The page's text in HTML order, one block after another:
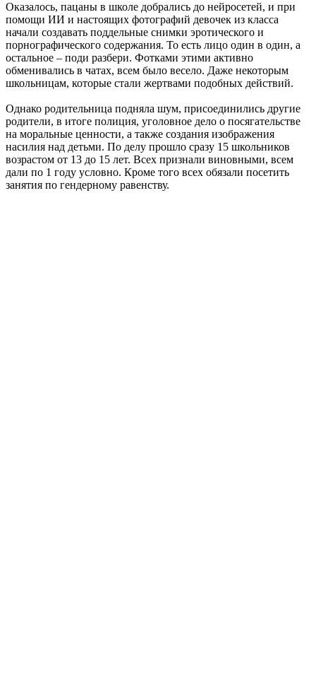
Оказалось, пацаны в школе добрались до нейросетей, и при
помощи ИИ и настоящих фотографий девочек из класса
начали создавать поддельные снимки эротического и
порнографического содержания. То есть лицо один в один, а
остальное – поди разбери. Фотками этими активно
обменивались в чатах, всем было весело. Даже некоторым
школьницам, которые стали жертвами подобных действий.
Однако родительница подняла шум, присоединились другие
родители, в итоге полиция, уголовное дело о посягательстве
на моральные ценности, а также создания изображения
насилия над детьми. По делу прошло сразу 15 школьников
возрастом от 13 до 15 лет. Всех признали виновными, всем
дали по 1 году условно. Кроме того всех обязали посетить
занятия по гендерному равенству.